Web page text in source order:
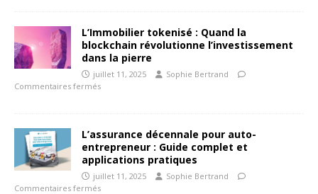
L’Immobilier tokenisé : Quand la
blockchain révolutionne l’investissement
dans la pierre
juillet 11, 2025
Sophie Bertrand
Commentaires fermés
L’assurance décennale pour auto-
entrepreneur : Guide complet et
applications pratiques
juillet 11, 2025
Sophie Bertrand
Commentaires fermés